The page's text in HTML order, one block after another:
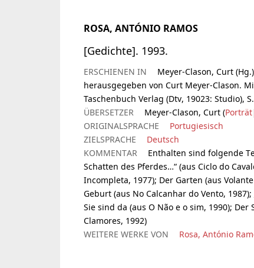
ROSA, ANTÓNIO RAMOS
[Gedichte]. 1993.
ERSCHIENEN IN
Meyer-Clason, Curt
herausgegeben von Curt Meyer-Clason.
Taschenbuch Verlag (Dtv, 19023: Studio),
ÜBERSETZER
Meyer-Clason, Curt (Porträt
ORIGINALSPRACHE
Portugiesisch
ZIELSPRACHE
Deutsch
KOMMENTAR
Enthalten sind folgende
Schatten des Pferdes…“ (aus Ciclo do
Incompleta, 1977); Der Garten (aus
Geburt (aus No Calcanhar do Vento,
Sie sind da (aus O Não e o sim, 1990);
Clamores, 1992)
WEITERE WERKE VON
Rosa, António